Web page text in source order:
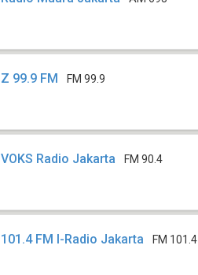
Z 99.9 FM FM 99.9
VOKS Radio Jakarta FM 90.4
101.4 FM I-Radio Jakarta FM 101.4